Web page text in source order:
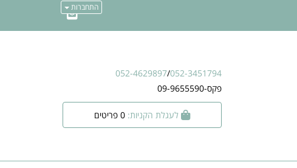
התחברות
052-4629897/052-3451794
פקס-09-9655590
0